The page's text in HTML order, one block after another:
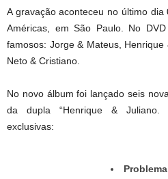
A gravação aconteceu no último
Américas, em São Paulo. No
famosos: Jorge & Mateus,
Neto & Cristiano.
No novo álbum foi lançado seis
da dupla “Henrique & Juliano.
exclusivas:
Problema